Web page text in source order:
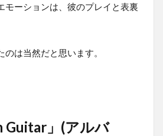
モーションは、彼のプレイと表裏
は当然だと思います。
Guitar」(アルバ